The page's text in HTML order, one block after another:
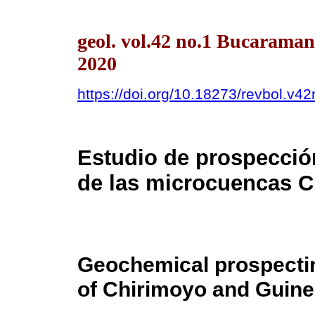
geol. vol.42 no.1
2020
https://doi.org/10.18273/
Estudio de
de las microcuencas
Geochemical
of Chirimoyo and